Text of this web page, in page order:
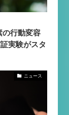
の行動変容
実験がスタ
ニュース